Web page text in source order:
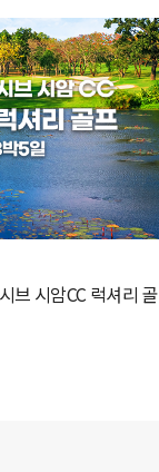
브 시암CC 럭셔리 골